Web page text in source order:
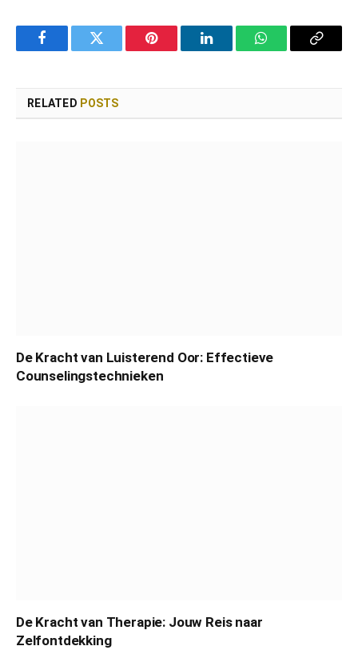
FacebookTwitter Pinterest LinkedInWhatsAppCopy
RELATED POSTS
De Kracht van Luisterend Oor: Effectieve
Counselingstechnieken
De Kracht van Therapie: Jouw Reis naar
Zelfontdekking